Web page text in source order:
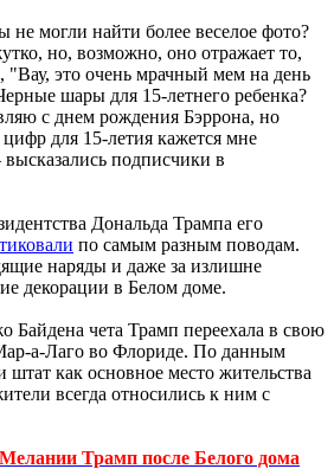
не могли найти более веселое фото?
но, возможно, оно отражает то,
"Вау, это очень мрачный мем на день
шары для 15-летнего ребенка?
с днем ​​рождения Бэррона, но
для 15-летия кажется мне
подписчики в
Дональда Трампа его
по самым разным поводам.
наряды и даже за излишне
декорации в Белом доме.
Байдена чета Трамп переехала в свою
а-Лаго во Флориде. По данным
как основное место жительства
всегда относились к ним с
Трамп после Белого дома